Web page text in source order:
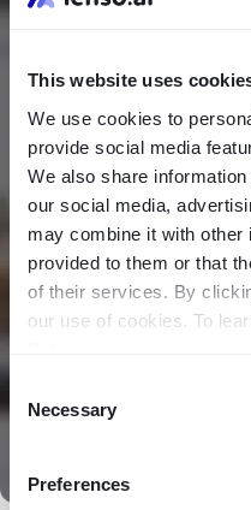
This website uses
We use cookies to
provide social media
We also share
our social media,
may combine it with other
provided to them or that
of their services. By
our use of cookies. To
Selection
Necessary
Preferences